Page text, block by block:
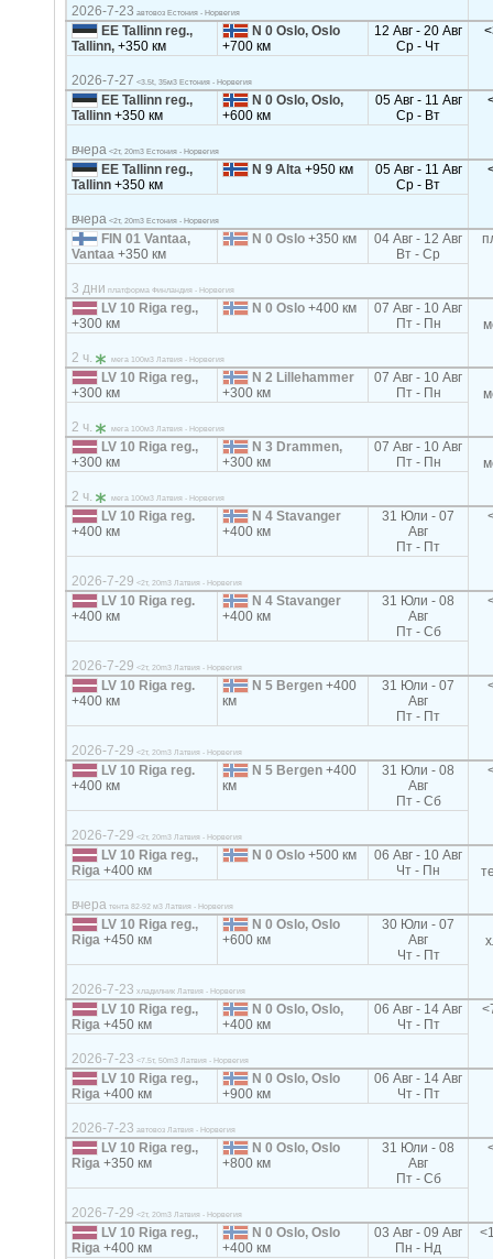
2026-7-23 автовоз Естония - Норвегия
EE Tallinn reg.,
Tallinn,+350 км
N 0 Oslo, Oslo
+700 км
12 Авг - 20 Авг
Ср - Чт
2026-7-27 <3.5t, 35м3 Естония - Норвегия
EE Tallinn reg.,
Tallinn+350 км
N 0 Oslo, Oslo,
+600 км
05 Авг - 11 Авг
Ср - Вт
вчера <2т, 20m3 Естония - Норвегия
EE Tallinn reg.,
Tallinn+350 км
N 9 Alta+950 км
05 Авг - 11 Авг
Ср - Вт
вчера <2т, 20m3 Естония - Норвегия
FIN 01 Vantaa,
Vantaa+350 км
N 0 Oslo+350 км
04 Авг - 12 Авг
Вт - Ср
3 дни платформа Финландия - Норвегия
LV 10 Riga reg.,
+300 км
N 0 Oslo+400 км
07 Авг - 10 Авг
Пт - Пн
2 ч. мега 100м3 Латвия - Норвегия
LV 10 Riga reg.,
+300 км
N 2 Lillehammer
+300 км
07 Авг - 10 Авг
Пт - Пн
2 ч. мега 100м3 Латвия - Норвегия
LV 10 Riga reg.,
+300 км
N 3 Drammen,
+300 км
07 Авг - 10 Авг
Пт - Пн
2 ч. мега 100м3 Латвия - Норвегия
LV 10 Riga reg.
+400 км
N 4 Stavanger
+400 км
31 Юли - 07
Авг
Пт - Пт
2026-7-29 <2т, 20m3 Латвия - Норвегия
LV 10 Riga reg.
+400 км
N 4 Stavanger
+400 км
31 Юли - 08
Авг
Пт - Сб
2026-7-29 <2т, 20m3 Латвия - Норвегия
LV 10 Riga reg.
+400 км
N 5 Bergen+400
км
31 Юли - 07
Авг
Пт - Пт
2026-7-29 <2т, 20m3 Латвия - Норвегия
LV 10 Riga reg.
+400 км
N 5 Bergen+400
км
31 Юли - 08
Авг
Пт - Сб
2026-7-29 <2т, 20m3 Латвия - Норвегия
LV 10 Riga reg.,
Riga+400 км
N 0 Oslo+500 км
06 Авг - 10 Авг
Чт - Пн
вчера тента 82-92 м3 Латвия - Норвегия
LV 10 Riga reg.,
Riga+450 км
N 0 Oslo, Oslo
+600 км
30 Юли - 07
Авг
Чт - Пт
2026-7-23 хладилник Латвия - Норвегия
LV 10 Riga reg.,
Riga+450 км
N 0 Oslo, Oslo,
+400 км
06 Авг - 14 Авг
Чт - Пт
2026-7-23 <7.5т, 50m3 Латвия - Норвегия
LV 10 Riga reg.,
Riga+400 км
N 0 Oslo, Oslo
+900 км
06 Авг - 14 Авг
Чт - Пт
2026-7-23 автовоз Латвия - Норвегия
LV 10 Riga reg.,
Riga+350 км
N 0 Oslo, Oslo
+800 км
31 Юли - 08
Авг
Пт - Сб
2026-7-29 <2т, 20m3 Латвия - Норвегия
LV 10 Riga reg.,
Riga+400 км
N 0 Oslo, Oslo
+400 км
03 Авг - 09 Авг
Пн - Нд